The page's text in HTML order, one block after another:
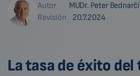
Autor
MUDr. Peter
Revisión
20.7.2024
La tasa de éxito